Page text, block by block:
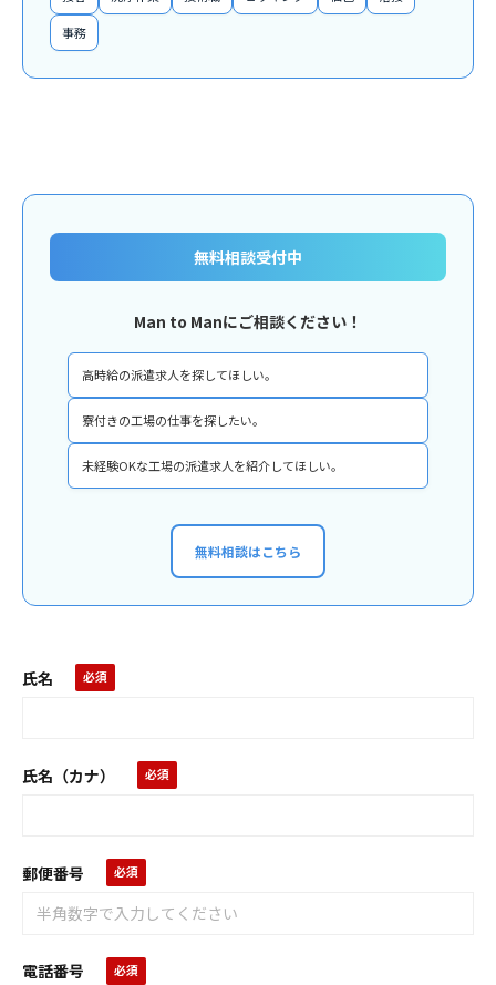
事務
無料相談受付中
Man to Manにご相談ください！
高時給の派遣求人を探してほしい。
寮付きの工場の仕事を探したい。
未経験OKな工場の派遣求人を紹介してほしい。
無料相談はこちら
氏名
氏名（カナ）
郵便番号
電話番号